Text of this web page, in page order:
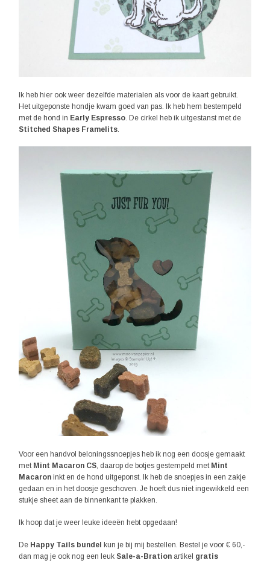
Ik heb hier ook weer dezelfde materialen als voor de kaart gebruikt.
Het uitgeponste hondje kwam goed van pas. Ik heb hem bestempeld
met de hond in Early Espresso . De cirkel heb ik uitgestanst met de
Stitched Shapes Framelits
Voor een handvol beloningssnoepjes heb ik nog een doosje gemaakt
met Mint Macaron CS, daarop de botjes gestempeld met Mint
Macaron inkt en de hond uitgeponst. Ik heb de snoepjes in een zakje
gedaan en in het doosje geschoven. Je hoeft dus niet ingewikkeld een
stukje sheet aan de binnenkant te plakken.
Ik hoop dat je weer leuke ideeën hebt opgedaan!
De Happy Tails bundel
kun je bij mij bestellen. Bestel je voor € 60,-
dan mag je ook nog een leuk Sale-a-Bration artikel gratis